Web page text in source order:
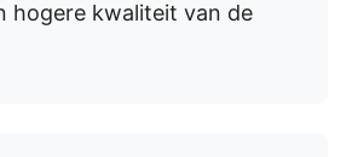
hogere kwaliteit van de